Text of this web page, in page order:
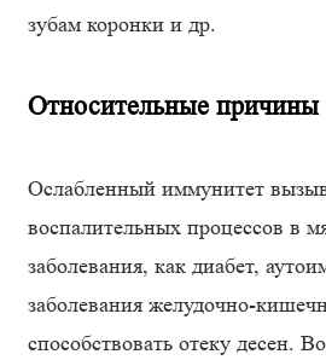
зубам коронки и др.
Относительные причины
Ослабленный иммунитет
воспалительных процессов в
заболевания, как диабет,
заболевания желудочно-
способствовать отеку десен.